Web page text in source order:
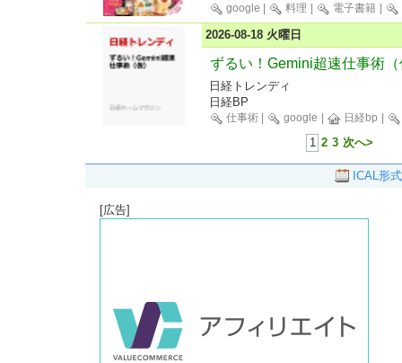
google | 料理 | 電子書籍 |
2026-08-18 火曜日
ずるい！Gemini超速仕事術（
日経トレンディ
日経BP
仕事術 | google | 日経bp |
1 2 3 次へ>
ICAL形式
[広告]